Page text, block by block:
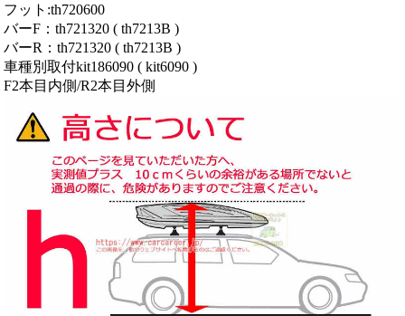
フット:th720600
バーF：th721320 ( th7213B )
バーR：th721320 ( th7213B )
車種別取付kit186090 ( kit6090 )
F2本目内側/R2本目外側